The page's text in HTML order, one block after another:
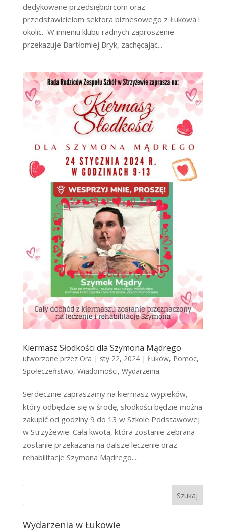
dedykowane przedsiębiorcom oraz
przedstawicielom sektora biznesowego z Łukowa i
okolic. W imieniu klubu radnych zaproszenie
przekazuje Bartłomiej Bryk, zachęcając...
Kiermasz Słodkości dla Szymona Mądrego
utworzone przez Ora | sty 22, 2024| Łuków, Pomoc,
Społeczeństwo, Wiadomości, Wydarzenia
Serdecznie zapraszamy na kiermasz wypieków,
który odbędzie się w środę, słodkości będzie można
zakupić od godziny 9 do 13 w Szkole Podstawowej
w Strzyżewie. Cała kwota, która zostanie zebrana
zostanie przekazana na dalsze leczenie oraz
rehabilitacje Szymona Mądrego....
Szukaj
Wydarzenia w Łukowie